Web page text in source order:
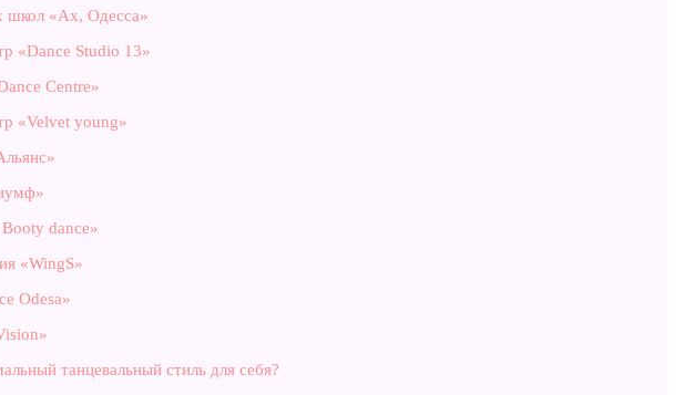
школ «Ах, Одесса»
«Dance Studio 13»
Centre»
«Velvet young»
dance»
«WingS»
Odesa»
танцевальный стиль для себя?